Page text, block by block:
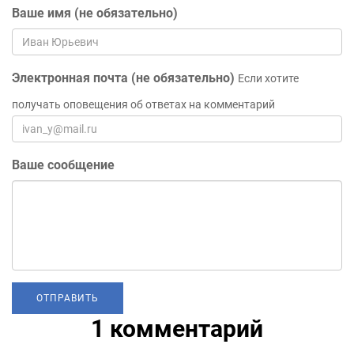
Ваше имя (не обязательно)
Электронная почта (не обязательно) Если хотите
получать оповещения об ответах на комментарий
Ваше сообщение
1 комментарий